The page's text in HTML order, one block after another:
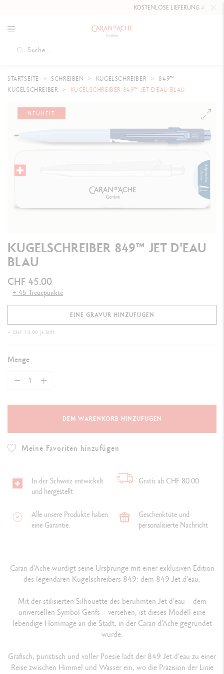
KOSTENLOSE LIEFERUNGAB 80
STARTSEITE SCHREIBEN KUGELSCHREIBER
849™
KUGELSCHREIBER
KUGELSCHREIBER 849™ JET D'EAU BLAU
NEUHEIT
KUGELSCHREIBER 849™ JET D'EAU
BLAU
CHF 45.00
+ 45 Treuepunkte
EINE GRAVUR HINZUFÜGEN
+ CHF 10.00 je Stift
Menge
DEM WARENKORB HINZUFÜGEN
Meine Favoriten hinzufügen
In der Schweiz entwickelt
und hergestellt
Gratis ab CHF 80.00
Alle unsere Produkte haben
eine Garantie.
Geschenktüte und
personalisierte Nachricht
Caran d’Ache würdigt seine Ursprünge mit einer exklusiven Edition
des legendären Kugelschreibers 849: dem 849 Jet d’eau.
Mit der stilisierten Silhouette des berühmten Jet d’eau – dem
universellen Symbol Genfs – versehen, ist dieses Modell eine
lebendige Hommage an die Stadt, in der Caran d’Ache gegründet
wurde.
Grafisch, puristisch und voller Poesie lädt der 849 Jet d’eau zu einer
Reise zwischen Himmel und Wasser ein, wo die Präzision der Linie